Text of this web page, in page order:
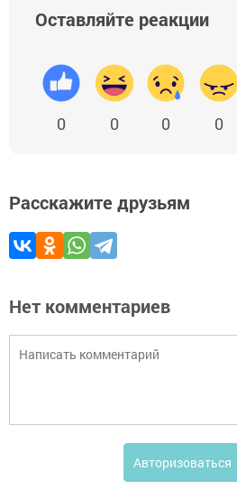
Оставляйте реакции
0 0 0 0
Расскажите друзьям
Нет комментариев
Авторизоваться